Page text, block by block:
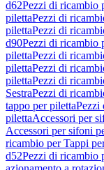
d62Pezzi di ricambio
pilettaPezzi di
pilettaPezzi di
d90Pezzi di ricambio
pilettaPezzi di
pilettaPezzi di
pilettaPezzi di
SestraPezzi di
tappo per pilettaPezzi
pilettaAccessori per
Accessori per sifoni
ricambio per Tappi
d52Pezzi di ricambio